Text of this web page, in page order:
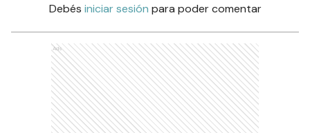
Debés iniciar sesión para poder comentar
Ads